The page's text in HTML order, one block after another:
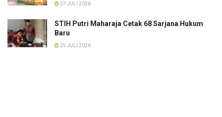
27 JULI 2026
STIH Putri Maharaja Cetak 68 Sarjana Hukum
Baru
25 JULI 2026